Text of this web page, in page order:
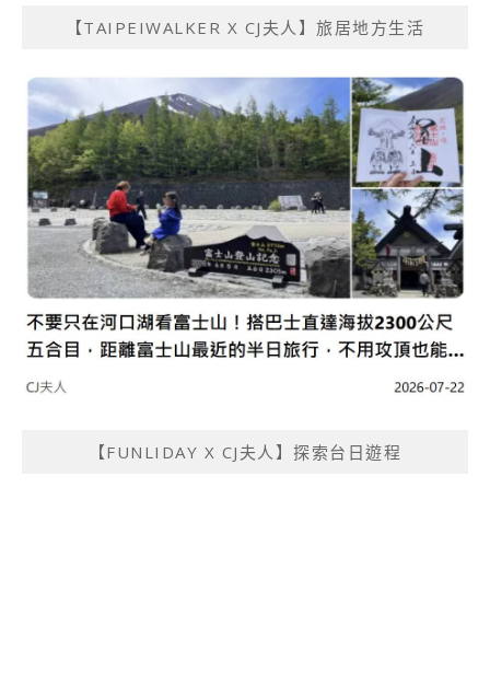
【TAIPEIWALKER X CJ夫人】旅居地方生活
【FUNLIDAY X CJ夫人】探索台日遊程